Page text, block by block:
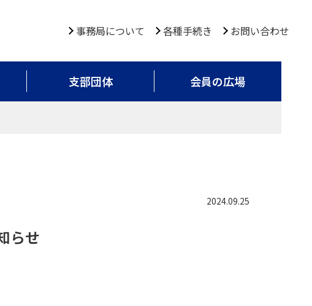
事務局について 各種手続き お問い合わせ
支部団体 会員の広場
2024.09.25
らせ